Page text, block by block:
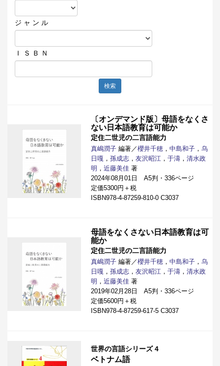
ジ ャ ン ル
Ｉ Ｓ Ｂ Ｎ
検索
〔オンデマンド版〕母語をなくさ
ない日本語教育は可能か
定住二世児の二言語能力
真嶋潤子 編著／櫻井千穂 ， 中島和子 ， 乌
日嘎 ， 孫成志 ， 友沢昭江 ， 于濤 ， 清水政
明 ， 近藤美佳 著
2024年08月01日 A5判・336ページ
定価5300円＋税
ISBN978-4-87259-810-0 C3037
母語をなくさない日本語教育は可
能か
定住二世児の二言語能力
真嶋潤子 編著／櫻井千穂 ， 中島和子 ， 乌
日嘎 ， 孫成志 ， 友沢昭江 ， 于濤 ， 清水政
明 ， 近藤美佳 著
2019年02月28日 A5判・336ページ
定価5600円＋税
ISBN978-4-87259-617-5 C3037
世界の言語シリーズ 4
ベトナム語